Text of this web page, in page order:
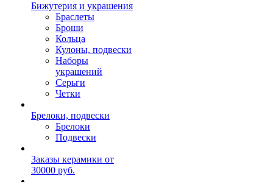
Бижутерия и украшения
Браслеты
Броши
Кольца
Кулоны, подвески
Наборы
украшений
Серьги
Четки
Брелоки, подвески
Брелоки
Подвески
Заказы керамики от
30000 руб.